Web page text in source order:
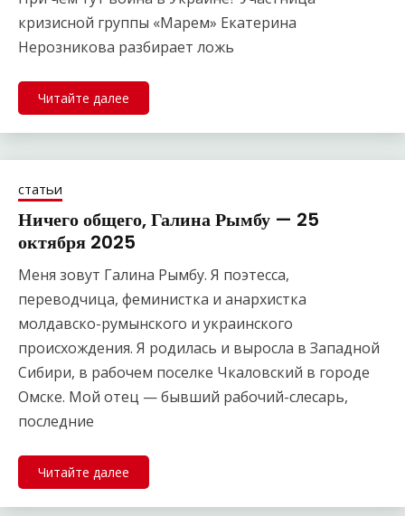
кризисной группы «Марем» Екатерина
Нерозникова разбирает ложь
Читайте далее
статьи
Ничего общего, Галина Рымбу — 25
октября 2025
Меня зовут Галина Рымбу. Я поэтесса,
переводчица, феминистка и анархистка
молдавско-румынского и украинского
происхождения. Я родилась и выросла в Западной
Сибири, в рабочем поселке Чкаловский в городе
Омске. Мой отец — бывший рабочий-слесарь,
последние
Читайте далее